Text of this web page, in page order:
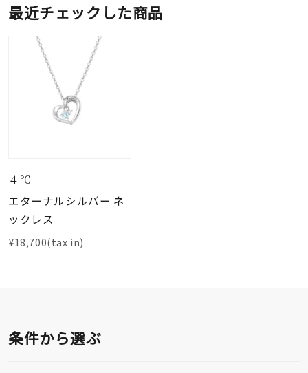
最近チェックした商品
４℃
エターナルシルバー ネ
ックレス
¥18,700(tax in)
条件から選ぶ